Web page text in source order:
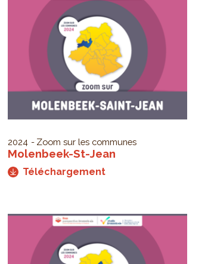
2024 Zoom sur les communes
Molenbeek-St-Jean
Téléchargement